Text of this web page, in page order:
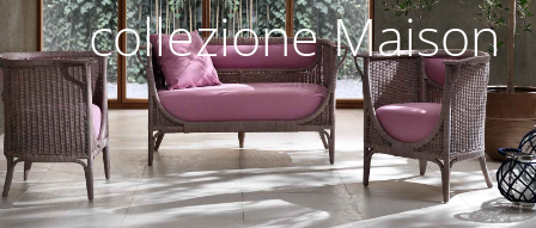
collezione Maison